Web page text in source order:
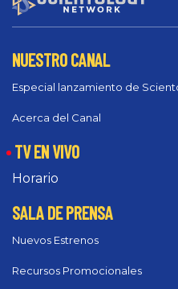
NUESTRO CANAL
Especial lanzamiento de
Acerca del Canal
TV EN VIVO
Horario
SALA DE PRENSA
Nuevos Estrenos
Recursos Promocionales